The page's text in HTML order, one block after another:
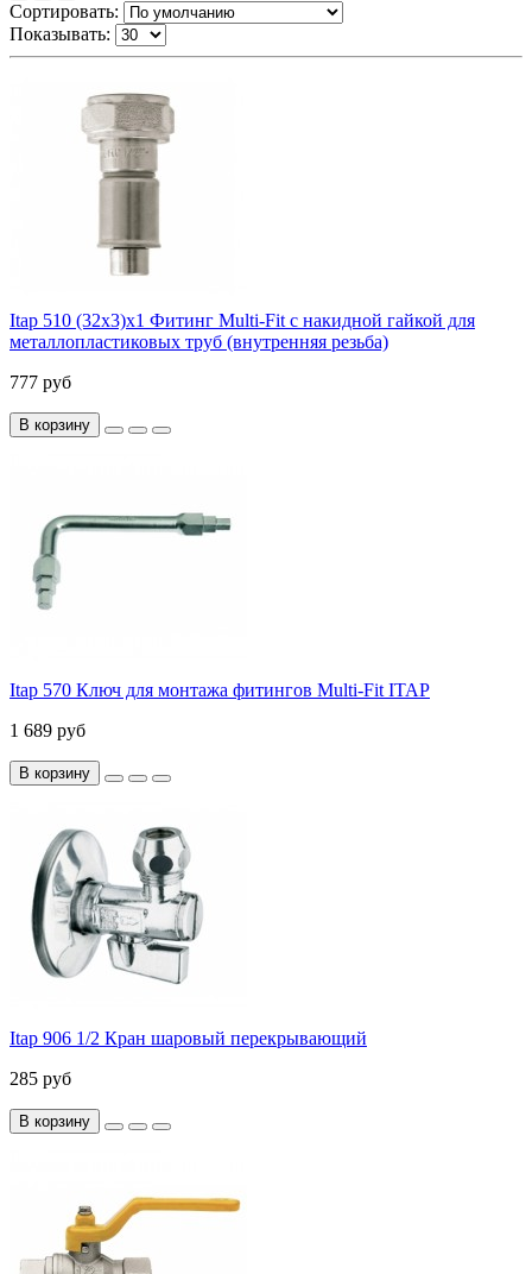
Сортировать:
Показывать:
Itap 510 (32x3)x1 Фитинг Multi-Fit с накидной гайкой для
металлопластиковых труб (внутренняя резьба)
777 руб
В корзину
Itap 570 Ключ для монтажа фитингов Multi-Fit ITAP
1 689 руб
В корзину
Itap 906 1/2 Кран шаровый перекрывающий
285 руб
В корзину